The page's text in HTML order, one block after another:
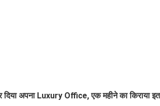
अपना Luxury Office, एक महीने का किराया